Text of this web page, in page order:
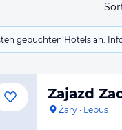
gebuchten Hotels an.
Zajazd
Żary · Lebus